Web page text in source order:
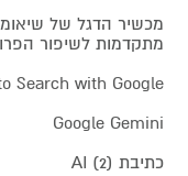
מתקדמות לשיפור
Search with Google
Google Gemini
כתיבת AI (2)